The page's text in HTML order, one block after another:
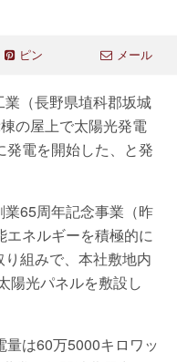
ピン メール
（長野県埴科郡坂城
の屋上で太陽光発電
発電を開始した、と発
65周年記念事業（昨
ネルギーを積極的に
組みで、本社敷地内
陽光パネルを敷設し
は60万5000キロワッ